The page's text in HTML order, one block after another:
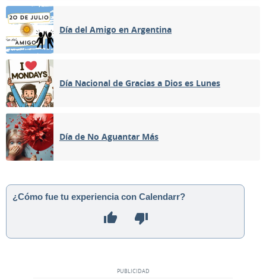
Día del Amigo en Argentina
Día Nacional de Gracias a Dios es Lunes
Día de No Aguantar Más
¿Cómo fue tu experiencia con Calendarr?